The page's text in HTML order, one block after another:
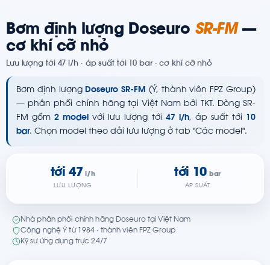
Bơm định lượng Doseuro SR-FM—
cơ khí cỡ nhỏ
Lưu lượng tới 47 l/h · áp suất tới 10 bar · cơ khí cỡ nhỏ
Bơm định lượngDoseuro SR-FM (Ý, thành viên FPZ Group)
— phân phối chính hãng tại Việt Nam bởi TKT. Dòng SR-
FM gồm2 model với lưu lượng tới 47 l/h, áp suất tới
10
bar. Chọn model theo dải lưu lượng ở tab "Các model".
tới 47 l/h
LƯU LƯỢNG
tới 10 bar
ÁP SUẤT
Nhà phân phối chính hãng Doseuro tại Việt Nam
Công nghệ Ý từ 1984 · thành viên FPZ Group
Kỹ sư ứng dụng trực 24/7